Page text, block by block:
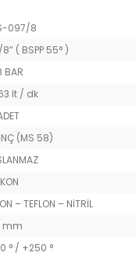
097/8
8” ( BSPP 55° )
BAR
lt / dk
(MS 58)
– TEFLON – NİTRİL
mm
° / +250 °